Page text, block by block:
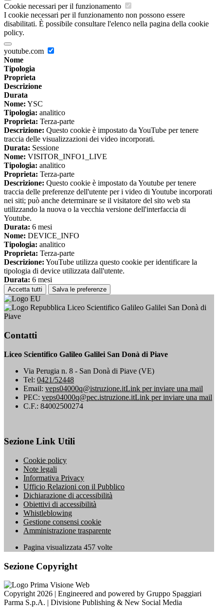
Cookie necessari per il funzionamento
I cookie necessari per il funzionamento non possono essere
disabilitati. È possibile consultare l'elenco nella pagina della cookie
policy.
youtube.com
Nome
Tipologia
Proprieta
Descrizione
Durata
Nome: YSC
Tipologia: analitico
Proprieta: Terza-parte
Descrizione: Questo cookie è impostato da YouTube per tenere
traccia delle visualizzazioni dei video incorporati.
Durata: Sessione
Nome: VISITOR_INFO1_LIVE
Tipologia: analitico
Proprieta: Terza-parte
Descrizione: Questo cookie è impostato da Youtube per tenere
traccia delle preferenze dell'utente per i video di Youtube incorporati
nei siti; può anche determinare se il visitatore del sito web sta
utilizzando la nuova o la vecchia versione dell'interfaccia di
Youtube.
Durata: 6 mesi
Nome: DEVICE_INFO
Tipologia: analitico
Proprieta: Terza-parte
Descrizione: YouTube utilizza questo cookie per identificare la
tipologia di device utilizzata dall'utente.
Durata: 6 mesi
Accetta tutti Salva le preferenze
Liceo Scientifico Galileo Galilei San Donà di
Piave
Contatti
Liceo Scientifico Galileo Galilei San Donà di Piave
Via Perugia n. 8 - San Donà di Piave (VE)
Tel: 0421/52448
Email: veps04000q@istruzione.itLink per inviare una mail
PEC: veps04000q@pec.istruzione.itLink per inviare una mail
C.F.: 84002500274
Sezione Link Utili
Cookie policy
Note legali
Informativa Privacy
Ufficio Relazioni con il Pubblico
Dichiarazione di accessibilità
Obiettivi di accessibilità
Whistleblowing
Gestione consensi cookie
Amministrazione trasparente
Pagina visualizzata 457 volte
Sezione Copyright
Copyright 2026 | Engineered and powered by Gruppo Spaggiari
Parma S.p.A. | Divisione Publishing & New Social Media